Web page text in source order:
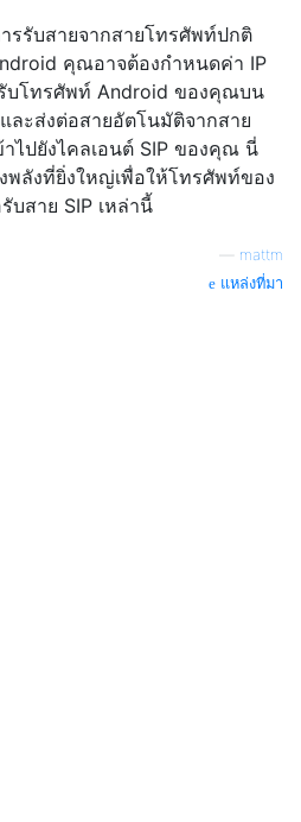
รรับสายจากสายโทรศัพท์ปกติ
คุณอาจต้องกำหนดค่า IP
บโทรศัพท์ Android ของคุณบน
ละส่งต่อสายอัตโนมัติจากสาย
ไปยังไคลเอนต์ SIP ของคุณ นี่
พลังที่ยิ่งใหญ่เพื่อให้โทรศัพท์ของ
สาย SIP เหล่านี้
mattm
แหล่งที่มา